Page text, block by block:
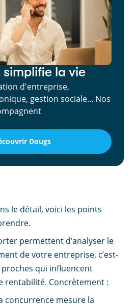
simplifie la vie
d'entreprise,
gestion sociale... Nos
Dougs
le détail, voici les points
permettent d’analyser le
de votre entreprise, c’est-
qui influencent
rentabilité. Concrètement :
concurrence mesure la